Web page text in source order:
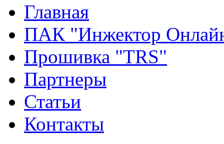
Главная
ПАК "Инжектор
Прошивка "TRS"
Партнеры
Статьи
Контакты